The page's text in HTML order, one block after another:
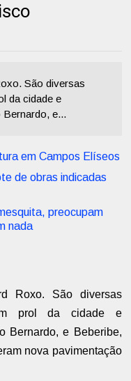
São diversas
da cidade e
e...
em Campos Elíseos
de obras indicadas
preocupam
nada
Roxo. São diversas
prol da cidade e
Bernardo, e Beberibe,
nova pavimentação